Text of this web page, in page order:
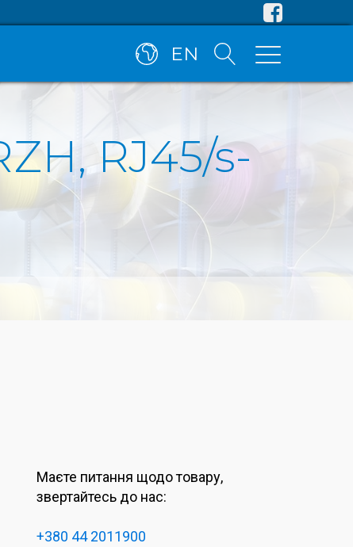
EN
RJ45/s-
Маєте питання щодо товару,
звертайтесь до нас:
+380 44 2011900